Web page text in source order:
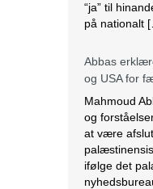
“ja” til
på nationalt
Abbas
og USA for
Mahmoud
og
at være
ifølge det